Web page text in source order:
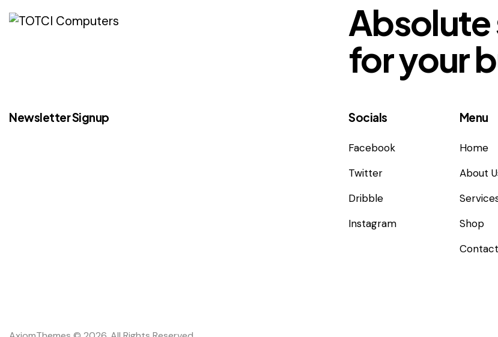
for your
Newsletter Signup Socials
Facebook
Twitter
Dribble
Instagram
Menu
Home
About
Shop